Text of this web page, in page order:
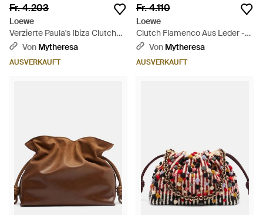
Fr. 4.203
Loewe
Verzierte Paula's Ibiza Clutch
Flamenco Mini - Grün
Von Mytheresa
AUSVERKAUFT
Fr. 4.110
Loewe
Clutch Flamenco Aus Leder -
Schwarz
Von Mytheresa
AUSVERKAUFT